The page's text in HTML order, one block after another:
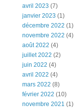
avril 2023 (7)
janvier 2023 (1)
décembre 2022 (1)
novembre 2022 (4)
août 2022 (4)
juillet 2022 (2)
juin 2022 (4)
avril 2022 (4)
mars 2022 (8)
février 2022 (10)
novembre 2021 (1)